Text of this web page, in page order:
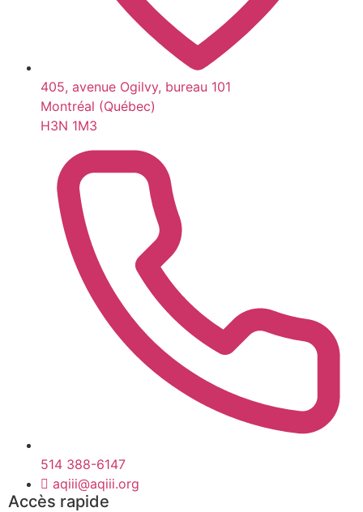
405, avenue Ogilvy, bureau 101
Montréal (Québec)
H3N 1M3
514 388-6147
aqiii@aqiii.org
Accès rapide